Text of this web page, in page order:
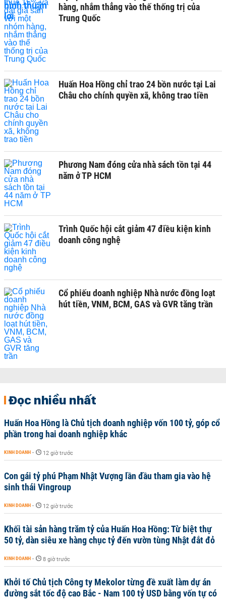
hàng, nhắm thẳng vào thế thống trị của
Trung Quốc
Huấn Hoa Hồng chỉ trao 24 bồn nước tại Lai
Châu cho chính quyền xã, không trao tiền
Phương Nam đóng cửa nhà sách tồn tại 44
năm ở TP HCM
Trình Quốc hội cắt giảm 47 điều kiện kinh
doanh công nghệ
Cổ phiếu doanh nghiệp Nhà nước đồng loạt
hút tiền, VNM, BCM, GAS và GVR tăng trần
Đọc nhiều nhất
Huấn Hoa Hồng là Chủ tịch doanh nghiệp vốn 100 tỷ, góp cổ
phần trong hai doanh nghiệp khác
KINH DOANH - 12 giờ trước
Con gái tỷ phú Phạm Nhật Vượng lần đầu tham gia vào hệ
sinh thái Vingroup
KINH DOANH - 12 giờ trước
Khối tài sản hàng trăm tỷ của Huấn Hoa Hồng: Từ biệt thự
50 tỷ, dàn siêu xe hàng chục tỷ đến vườn tùng Nhật đắt đỏ
KINH DOANH - 8 giờ trước
Khởi tố Chủ tịch Công ty Mekolor từng đề xuất làm dự án
đường sắt tốc độ cao Bắc - Nam 100 tỷ USD bằng vốn tự có